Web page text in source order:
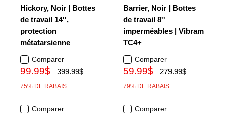
Hickory, Noir | Bottes
de travail 14'',
protection
métatarsienne
Comparer
99.99$ 399.99$
75% DE RABAIS
Comparer
Barrier, Noir | Bottes
de travail 8''
imperméables | Vibram
TC4+
Comparer
59.99$ 279.99$
79% DE RABAIS
Comparer